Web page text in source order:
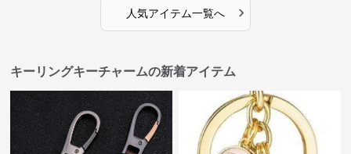
人気アイテム一覧へ ›
キーリングキーチャームの新着アイテム